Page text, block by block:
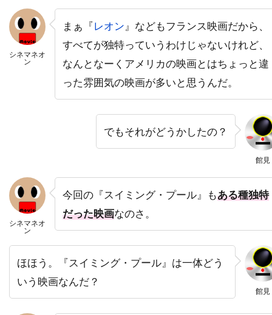
ドミニク・ボヴ
ドミニク・マーカス
ドミニク・ロワゾー
ドラゴン・フィルム
ドリアン・リガル＝アンスー
ドロシー・オーフィエロ
ドロテ・ブリエール・メリット
ドン・カルファ
ドン・シンプソン
ドン・ジマーマン
ドン・チードル
ドン・バージェス
ドン・マーフィ
ナイジェル・ウィロウビー
ナイジェル・ストック
ナサニエル・メカリー
シネマネオ
ン
まぁ『レオン』などもフランス映画だから、
すべてが独特っていうわけじゃないけれど、
なんとなーくアメリカの映画とはちょっと違
った雰囲気の映画が多いと思うんだ。
館見
でもそれがどうかしたの？
シネマネオ
ン
今回の『スイミング・プール』もある種独特
だった映画なのさ。
館見
ほほう。『スイミング・プール』は一体どう
いう映画なんだ？